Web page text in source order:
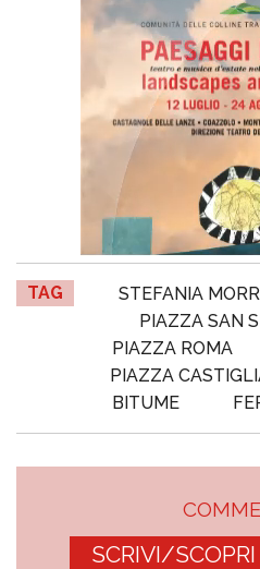
TAG STEFANIA
PIAZZA SAN
PIAZZA ROMA
PIAZZA
BITUME
SCRIVI/